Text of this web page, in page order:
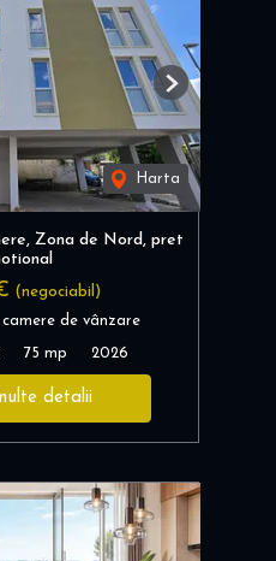
Harta
Next
Zona de Nord, pret
(negociabil)
de vânzare
75 mp 2026
detalii